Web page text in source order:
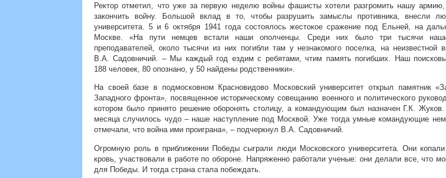
Ректор отметил, что уже за первую неделю войны фашисты хотели разгромить нашу
закончить войну. Большой вклад в то, чтобы разрушить замыслы противника, внесли
университета. 5 и 6 октября 1941 года состоялось жестокое сражение под Ельней, на
Москве. «На пути немцев встали наши ополченцы. Среди них было три тысячи
преподавателей, около тысячи из них погибли там у незнакомого поселка, на неизвестной
В.А. Садовничий. – Мы каждый год ездим с ребятами, чтим память погибших. Наш
188 человек, 80 опознано, у 50 найдены родственники».
На своей базе в подмосковном Красновидово Московский университет открыл памятник
Западного фронта», посвященное историческому совещанию военного и политического
котором было принято решение оборонять столицу, а командующим был назначен Г.К. Жуков.
месяца случилось чудо – наше наступление под Москвой. Уже тогда умные командующие
отмечали, что война ими проиграна», – подчеркнул В.А. Садовничий.
Огромную роль в приближении Победы сыграли люди Московского университета. Они
кровь, участвовали в работе по обороне. Напряженно работали ученые: они делали все, что
для Победы. И тогда страна стала побеждать.